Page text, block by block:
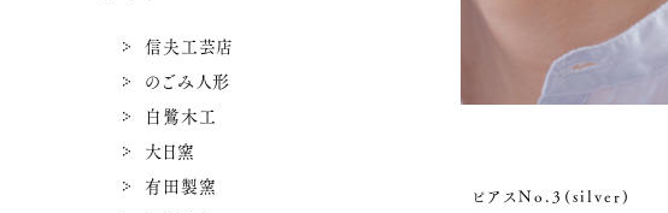
ピアスNo.3(silver)
信夫工芸店
のごみ人形
白鷺木工
大日窯
有田製窯